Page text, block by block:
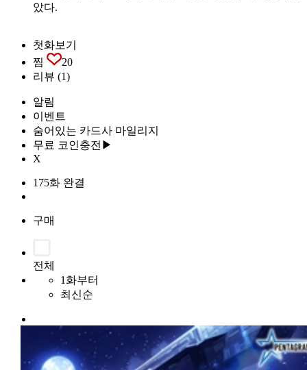
았다.
첫화보기
찜
20
리뷰 (1)
알림
이벤트
숨어있는 카드사 마일리지
무료 코인충전▶
X
175화 완결
구매
전체
1화부터
최신순